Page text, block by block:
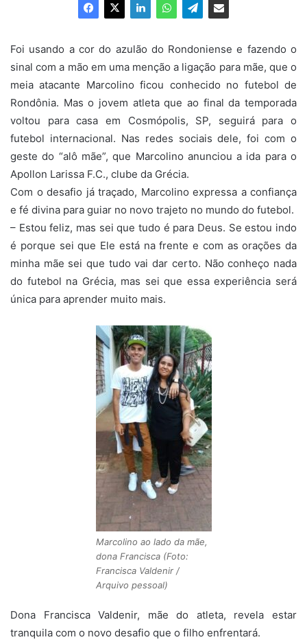
Foi usando a cor do azulão do Rondoniense e fazendo o
sinal com a mão em uma menção a ligação para mãe, que o
meia atacante Marcolino ficou conhecido no futebol de
Rondônia. Mas o jovem atleta que ao final da temporada
voltou para casa em Cosmópolis, SP, seguirá para o
futebol internacional. Nas redes sociais dele, foi com o
geste do “alô mãe”, que Marcolino anunciou a ida para o
Apollon Larissa F.C., clube da Grécia.
Com o desafio já traçado, Marcolino expressa a confiança
e fé divina para guiar no novo trajeto no mundo do futebol.
– Estou feliz, mas sei que tudo é para Deus. Se estou indo
é porque sei que Ele está na frente e com as orações da
minha mãe sei que tudo vai dar certo. Não conheço nada
do futebol na Grécia, mas sei que essa experiência será
única para aprender muito mais.
Marcolino ao lado da mãe,
dona Francisca (Foto:
Francisca Valdenir /
Arquivo pessoal)
Dona Francisca Valdenir, mãe do atleta, revela estar
tranquila com o novo desafio que o filho enfrentará.